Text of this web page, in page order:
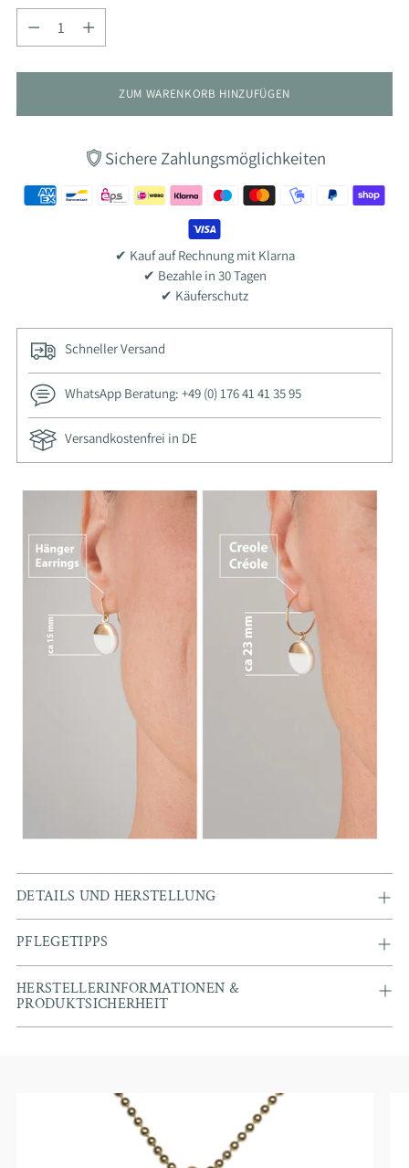
ZUM WARENKORB HINZUFÜGEN
Sichere Zahlungsmöglichkeiten
✔ Kauf auf Rechnung mit Klarna
✔ Bezahle in 30 Tagen
✔ Käuferschutz
Schneller Versand
WhatsApp Beratung: +49 (0) 176 41 41 35 95
Versandkostenfrei in DE
Produkt
den
Warenkorb
DETAILS UND HERSTELLUNG
PFLEGETIPPS
HERSTELLERINFORMATIONEN &
PRODUKTSICHERHEIT